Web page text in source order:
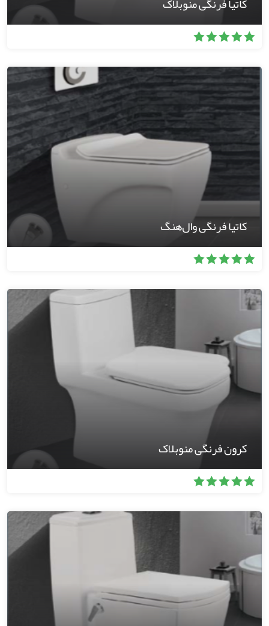
کاتیا فرنگی وال‌هنگ
کرون فرنگی منوبلاک